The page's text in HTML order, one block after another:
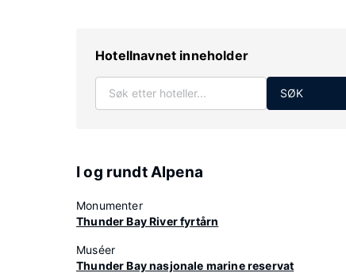
Hotellnavnet inneholder
SØK
I og rundt Alpena
Monumenter
Thunder Bay River fyrtårn
Muséer
Thunder Bay nasjonale marine reservat